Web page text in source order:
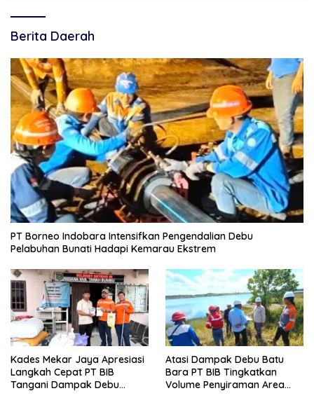
Berita Daerah
PT Borneo Indobara Intensifkan Pengendalian Debu
Pelabuhan Bunati Hadapi Kemarau Ekstrem
Kades Mekar Jaya Apresiasi
Langkah Cepat PT BIB
Tangani Dampak Debu
Atasi Dampak Debu Batu
Bara PT BIB Tingkatkan
Volume Penyiraman Area